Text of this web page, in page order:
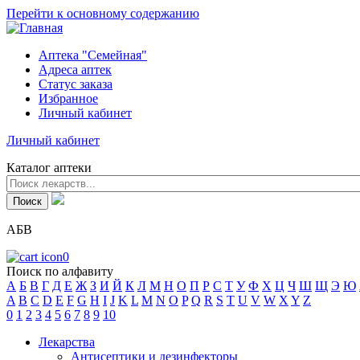
Перейти к основному содержанию
Аптека "Семейная"
Адреса аптек
Статус заказа
Избранное
Личный кабинет
Личный кабинет
Каталог аптеки
АБВ
0
Поиск по алфавиту
А Б В Г Д Е Ж З И Й К Л М Н О П Р С Т У Ф Х Ц Ч Ш Щ Э Ю
A B C D E F G H I J K L M N O P Q R S T U V W X Y Z
0 1 2 3 4 5 6 7 8 9 10
Лекарства
Антисептики и дезинфекторы